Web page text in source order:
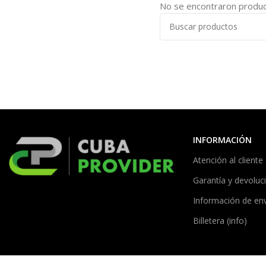
No se encontraron
INFORMACIÓN
Atención al cliente
Garantía y
Información de
Billetera (info)